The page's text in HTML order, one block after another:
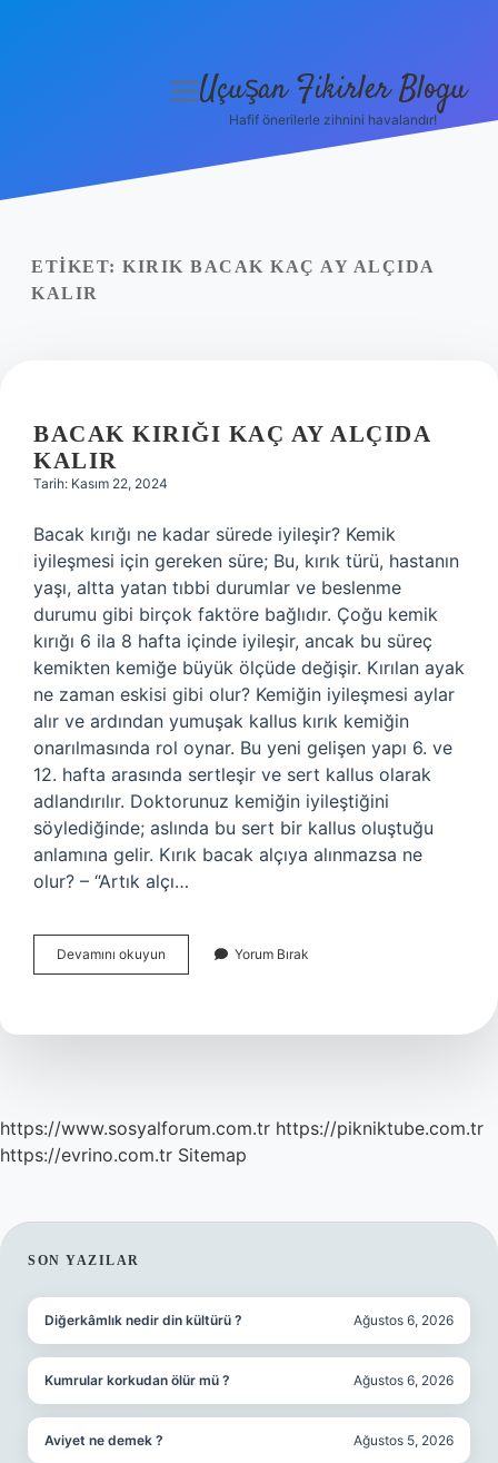
Yasal Uyarı
menüyü
Uçuşan Fikirler Blogu
Hafif önerilerle zihnini havalandır!
ETIKET: KIRIK BACAK KAÇ AY ALÇIDA
KALIR
BACAK KIRIĞI KAÇ AY ALÇIDA
KALIR
Tarih: Kasım 22, 2024
Bacak kırığı ne kadar sürede iyileşir? Kemik
iyileşmesi için gereken süre; Bu, kırık türü, hastanın
yaşı, altta yatan tıbbi durumlar ve beslenme
durumu gibi birçok faktöre bağlıdır. Çoğu kemik
kırığı 6 ila 8 hafta içinde iyileşir, ancak bu süreç
kemikten kemiğe büyük ölçüde değişir. Kırılan ayak
ne zaman eskisi gibi olur? Kemiğin iyileşmesi aylar
alır ve ardından yumuşak kallus kırık kemiğin
onarılmasında rol oynar. Bu yeni gelişen yapı 6. ve
12. hafta arasında sertleşir ve sert kallus olarak
adlandırılır. Doktorunuz kemiğin iyileştiğini
söylediğinde; aslında bu sert bir kallus oluştuğu
anlamına gelir. Kırık bacak alçıya alınmazsa ne
olur? – “Artık alçı…
Devamını okuyun
Kırığı
Alçıda
Yorum Bırak
https://www.sosyalforum.com.tr https://pikniktube.com.tr
https://evrino.com.tr Sitemap
SIDEBAR
SON YAZILAR
Diğerkâmlık nedir din kültürü ? Ağustos 6, 2026
Kumrular korkudan ölür mü ? Ağustos 6, 2026
Aviyet ne demek ? Ağustos 5, 2026